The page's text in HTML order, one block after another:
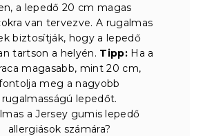
a lepedő 20 cm magas
van tervezve. A rugalmas
biztosítják, hogy a lepedő
tartson a helyén. Tipp: Ha a
magasabb, mint 20 cm,
meg a nagyobb
rugalmasságú lepedőt.
a Jersey gumis lepedő
allergiások számára?